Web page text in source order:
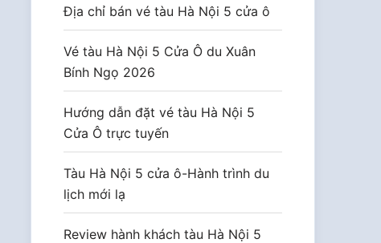
Địa chỉ bán vé tàu Hà Nội 5 cửa ô
Vé tàu Hà Nội 5 Cửa Ô du Xuân
Bính Ngọ 2026
Hướng dẫn đặt vé tàu Hà Nội 5
Cửa Ô trực tuyến
Tàu Hà Nội 5 cửa ô-Hành trình du
lịch mới lạ
Review hành khách tàu Hà Nội 5